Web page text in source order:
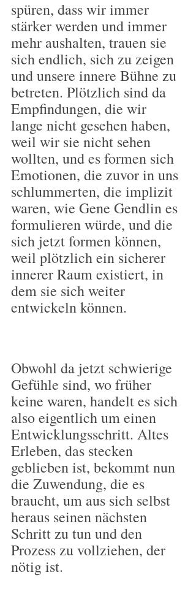
spüren, dass wir immer
stärker werden und immer
mehr aushalten, trauen sie
sich endlich, sich zu zeigen
und unsere innere Bühne zu
betreten. Plötzlich sind da
Empfindungen, die wir
lange nicht gesehen haben,
weil wir sie nicht sehen
wollten, und es formen sich
Emotionen, die zuvor in uns
schlummerten, die implizit
waren, wie Gene Gendlin es
formulieren würde, und die
sich jetzt formen können,
weil plötzlich ein sicherer
innerer Raum existiert, in
dem sie sich weiter
entwickeln können.
Obwohl da jetzt schwierige
Gefühle sind, wo früher
keine waren, handelt es sich
also eigentlich um einen
Entwicklungsschritt. Altes
Erleben, das stecken
geblieben ist, bekommt nun
die Zuwendung, die es
braucht, um aus sich selbst
heraus seinen nächsten
Schritt zu tun und den
Prozess zu vollziehen, der
nötig ist.